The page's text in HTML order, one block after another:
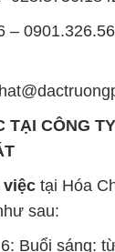
–
TẠI CÔNG
việc tại Hóa
sau:
Buổi sáng: